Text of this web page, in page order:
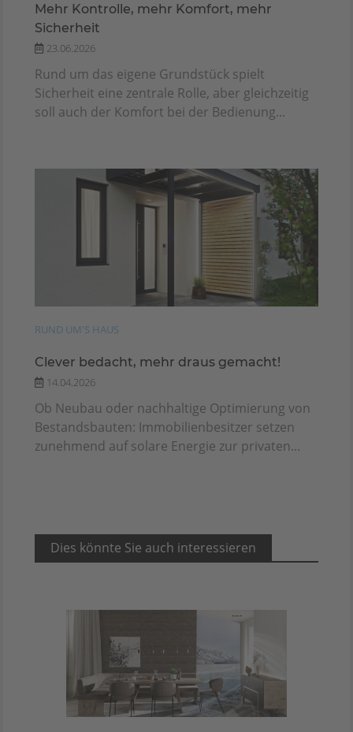
Mehr Kontrolle, mehr Komfort, mehr
Sicherheit
23.06.2026
Rund um das eigene Grundstück spielt
Sicherheit eine zentrale Rolle, aber gleichzeitig
soll auch der Komfort bei der Bedienung...
RUND UM'S HAUS
Clever bedacht, mehr draus gemacht!
14.04.2026
Ob Neubau oder nachhaltige Optimierung von
Bestandsbauten: Immobilienbesitzer setzen
zunehmend auf solare Energie zur privaten...
Dies könnte Sie auch interessieren